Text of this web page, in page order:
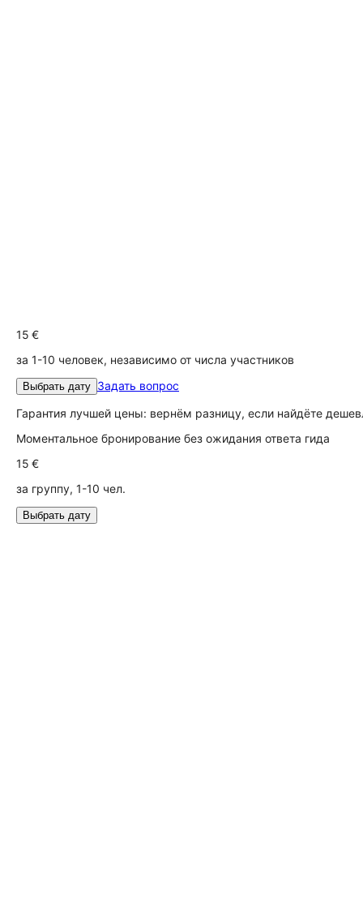
15 €
за 1-10 человек, независимо от числа участников
Выбрать дату Задать вопрос
Гарантия лучшей цены: вернём разницу, если найдёте
Моментальное бронирование без ожидания ответа гида
15 €
за группу, 1-10 чел.
Выбрать дату